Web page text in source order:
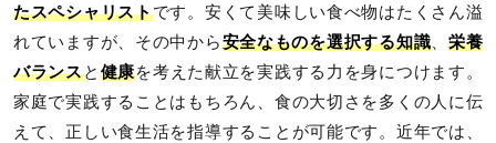
たスペシャリストです。安くて美味しい食べ物はたくさん溢
れていますが、その中から安全なものを選択する知識、 栄養
バランスと 健康を考えた献立を実践する力を身につけます。
家庭で実践することはもちろん、食の大切さを多くの人に伝
えて、正しい食生活を指導することが可能です。近年では、